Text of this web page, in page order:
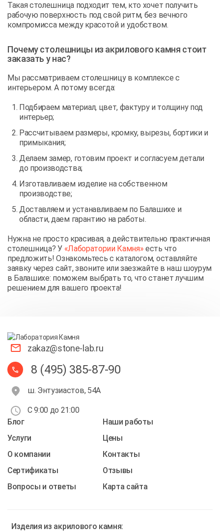
Такая столешница подходит тем, кто хочет получить
рабочую поверхность под свой ритм, без вечного
компромисса между красотой и удобством.
Почему столешницы из акрилового камня стоит
заказать у нас?
Мы рассматриваем столешницу в комплексе с
интерьером. А потому всегда:
Подбираем материал, цвет, фактуру и толщину под
интерьер;
Рассчитываем размеры, кромку, вырезы, бортики и
примыкания;
Делаем замер, готовим проект и согласуем детали
до производства;
Изготавливаем изделие на собственном
производстве;
Доставляем и устанавливаем по Балашихе и
области, даем гарантию на работы.
Нужна не просто красивая, а действительно практичная
столешница? У «Лаборатории Камня» есть что
предложить! Ознакомьтесь с каталогом, оставляйте
заявку через сайт, звоните или заезжайте в наш шоурум
в Балашихе: поможем выбрать то, что станет лучшим
решением для вашего проекта!
zakaz@stone-lab.ru
8 (495) 385-87-90
ш. Энтузиастов, 54А
С 9:00 до 21:00
Блог
Наши работы
Услуги
Цены
О компании
Контакты
Cертификаты
Отзывы
Вопросы и ответы
Карта сайта
Изделия из акрилового камня: